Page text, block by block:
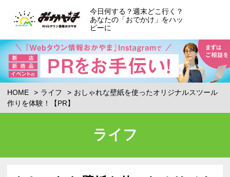
今日何する？週末どこ行く？
あなたの「おでかけ」をハッ
ピーに
HOME ライフ
おしゃれな壁紙を使ったオリジナルスツール
作りを体験！【PR】
ライフ